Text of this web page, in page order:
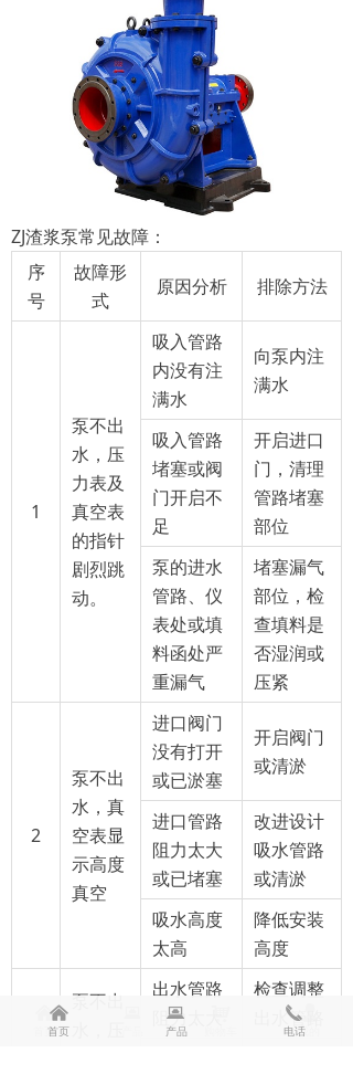
ZJ渣浆泵常见故障：
序
号
故障形
式
原因分析 排除方法
1
泵不出
水，压
力表及
真空表
的指针
剧烈跳
动。
吸入管路
内没有注
满水
向泵内注
满水
吸入管路
堵塞或阀
门开启不
足
开启进口
门，清理
管路堵塞
部位
泵的进水
管路、仪
表处或填
料函处严
重漏气
堵塞漏气
部位，检
查填料是
否湿润或
压紧
2
泵不出
水，真
空表显
示高度
真空
进口阀门
没有打开
或已淤塞
开启阀门
或清淤
进口管路
阻力太大
或已堵塞
改进设计
吸水管路
或清淤
吸水高度
太高
降低安装
高度
泵不出
出水管路
阻力太大
检查调整
出水管路
낀
首页
넙
我的
낀
首页
뀵
产品
끅
电话